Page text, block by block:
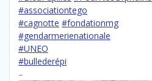
#associationtego
#cagnotte #fondationmg
#gendarmerienationale
#UNEO
#bullederépi
–